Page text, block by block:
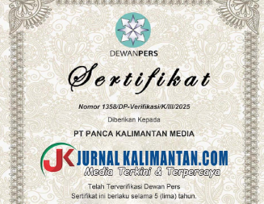
2026
Tabalong dan Pemerintah
Perkuat Gerakan Pangan
BALANGAN – Komitmen memperkuat keamanan
Balai POM di Tabalong bersama Pemerintah…